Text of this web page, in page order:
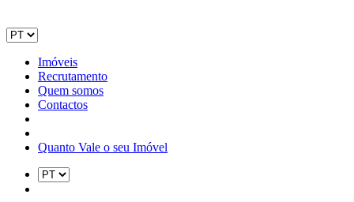
Imóveis
Recrutamento
Quem somos
Contactos
Quanto Vale o seu Imóvel